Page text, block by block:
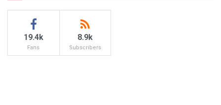
19.4k
Fans
8.9k
Subscribers